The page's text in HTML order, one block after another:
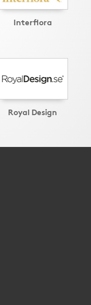
Interflora
Royal Design